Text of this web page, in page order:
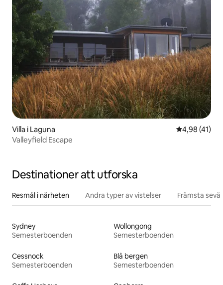
Villa i Laguna 4,98 av 5 i
4,98 (41)
Valleyfield Escape
Destinationer att utforska
Resmål i närheten Andra typer av vistelser Främsta
Sydney
Semesterboenden
Wollongong
Semesterboenden
Cessnock
Semesterboenden
Blå bergen
Semesterboenden